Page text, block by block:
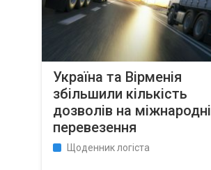
Україна та Вірменія
збільшили кількість
дозволів на міжнародні
перевезення
Щоденник логіста